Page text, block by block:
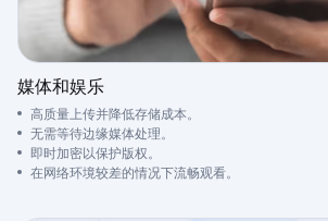
媒体和娱乐
高质量上传并降低存储成本。
无需等待边缘媒体处理。
即时加密以保护版权。
在网络环境较差的情况下流畅观看。